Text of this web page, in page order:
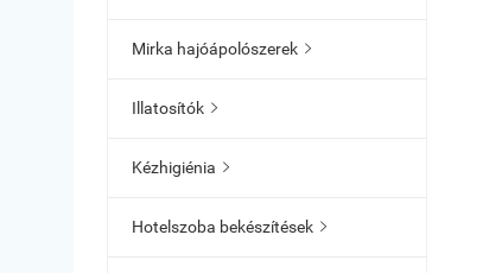
Mirka hajóápolószerek 
Illatosítók 
Kézhigiénia 
Hotelszoba bekészítések 